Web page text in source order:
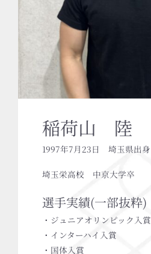
稲荷山 陸
1997年7月23日 埼玉県出身
埼玉栄高校 中京大学卒
選手実績(一部抜粋)
・ジュニアオリンピック入賞
・インターハイ入賞
・国体入賞